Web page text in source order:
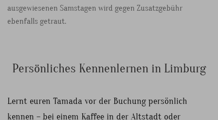
ausgewiesenen Samstagen wird gegen Zusatzgebühr
ebenfalls getraut.
Persönliches Kennenlernen in Limburg
Lernt euren Tamada vor der Buchung persönlich
kennen – bei einem Kaffee in der Altstadt oder